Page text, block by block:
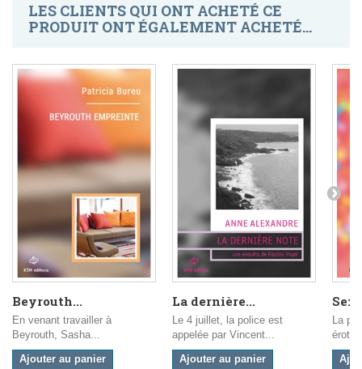
LES CLIENTS QUI ONT ACHETÉ CE
PRODUIT ONT ÉGALEMENT ACHETÉ...
Beyrouth...
En venant travailler à
Beyrouth, Sasha...
Ajouter au panier
La dernière...
Le 4 juillet, la police est
appelée par Vincent...
Ajouter au panier
Sex
La